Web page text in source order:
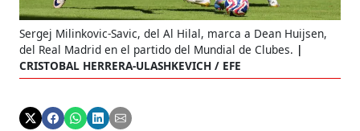
Sergej Milinkovic-Savic, del Al Hilal, marca a Dean Huijsen,
del Real Madrid en el partido del Mundial de Clubes.
CRISTOBAL HERRERA-ULASHKEVICH / EFE